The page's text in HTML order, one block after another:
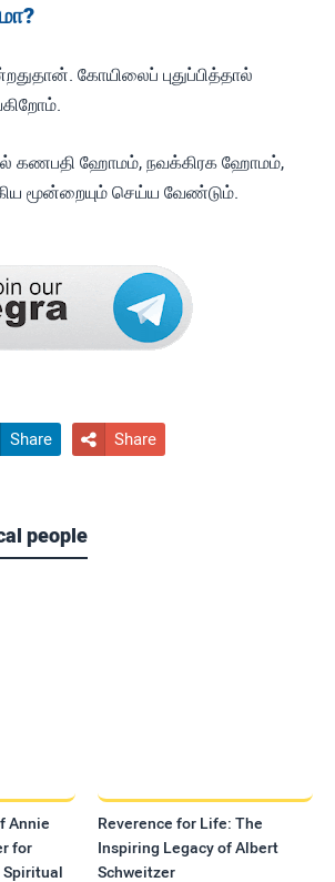
கோயிலைப் புதுப்பித்தால்
கணபதி ஹோமம், நவக்கிரக ஹோமம்,
மூன்றையும் செய்ய வேண்டும்.
Share  Share
people
Annie
for
Spiritual
Reverence for Life: The
Inspiring Legacy of Albert
Schweitzer